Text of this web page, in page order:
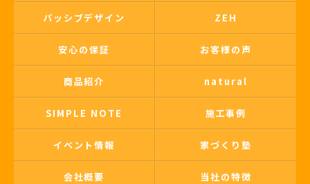
パッシブデザイン ZEH
安心の保証 お客様の声
商品紹介 natural
SIMPLE NOTE 施工事例
イベント情報 家づくり塾
会社概要 当社の特徴